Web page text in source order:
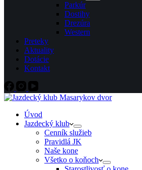
Parkúr
Dostihy
Drezúra
Western
Preteky
Aktuality
Dotácie
Kontakt
Úvod
Jazdecký klub
Cenník služieb
Pravidlá JK
Naše kone
Všetko o koňoch